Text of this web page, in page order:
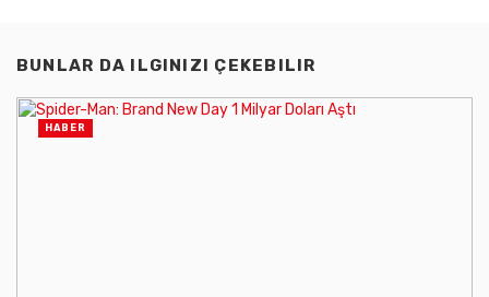
BUNLAR DA ILGINIZI ÇEKEBILIR
HABER